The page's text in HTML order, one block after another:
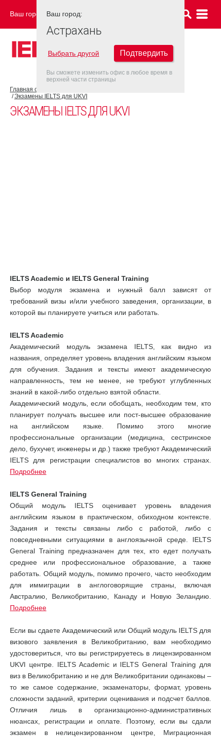
Ваш город: АСТРАХАНЬ
Главная страница
Экзамены IELTS для UKVI
ЭКЗАМЕНЫ IELTS ДЛЯ UKVI
IELTS Academic и IELTS General Training
Выбор модуля экзамена и нужный балл зависят от
требований визы и/или учебного заведения, организации, в
которой вы планируете учиться или работать.
IELTS Academic
Академический модуль экзамена IELTS, как видно из
названия, определяет уровень владения английским языком
для обучения. Задания и тексты имеют академическую
направленность, тем не менее, не требуют углубленных
знаний в какой-либо отдельно взятой области.
Академический модуль, если обобщать, необходим тем, кто
планирует получать высшее или пост-высшее образование
на английском языке. Помимо этого многие
профессиональные организации (медицина, сестринское
дело, бухучет, инженеры и др.) также требуют Академический
IELTS для регистрации специалистов во многих странах.
Подробнее
IELTS General Training
Общий модуль IELTS оценивает уровень владения
английским языком в практическом, обиходном контексте.
Задания и тексты связаны либо с работой, либо с
повседневными ситуациями в англоязычной среде. IELTS
General Training предназначен для тех, кто едет получать
среднее или профессиональное образование, а также
работать. Общий модуль, помимо прочего, часто необходим
для иммиграции в англоговорящие страны, включая
Австралию, Великобританию, Канаду и Новую Зеландию.
Подробнее
Если вы сдаете Академический или Общий модуль IELTS для
визового заявления в Великобританию, вам необходимо
удостовериться, что вы регистрируетесь в лицензированном
UKVI центре. IELTS Academic и IELTS General Training для
виз в Великобританию и не для Великобритании одинаковы –
то же самое содержание, экзаменаторы, формат, уровень
сложности заданий, критерии оценивания и подсчет баллов.
Отличия лишь в организационно-административных
нюансах, регистрации и оплате. Поэтому, если вы сдали
экзамен в нелицензированном центре, Миграционная
Ваш город:
Астрахань
Выбрать другой Подтвердить
Вы сможете изменить офис в любое время в
верхней части страницы